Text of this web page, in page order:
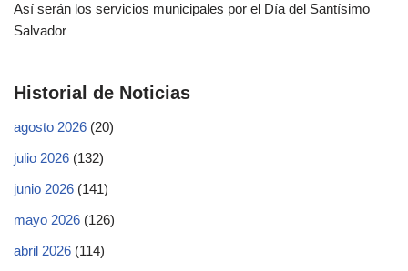
Así serán los servicios municipales por el Día del Santísimo
Salvador
Historial de Noticias
agosto 2026 (20)
julio 2026 (132)
junio 2026 (141)
mayo 2026 (126)
abril 2026 (114)